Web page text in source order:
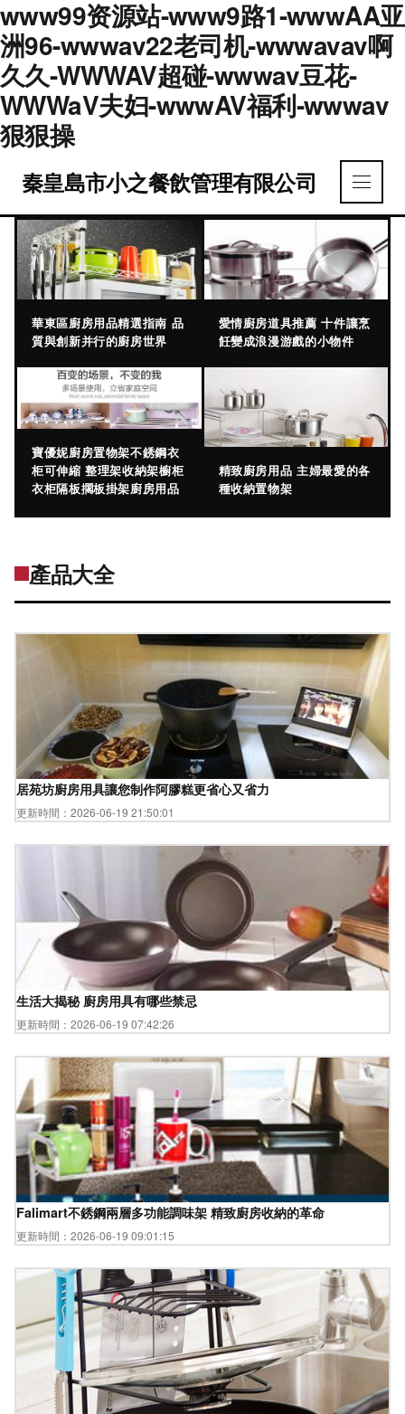
www99资源站-www9路1-wwwAA亚
洲96-wwwav22老司机-wwwavav啊
久久-WWWAV超碰-wwwav豆花-
WWWaV夫妇-wwwAV福利-wwwav
狠狠操
秦皇島市小之餐飲管理有限公司
華東區廚房用品精選指南 品
質與創新并行的廚房世界
愛情廚房道具推薦 十件讓烹
飪變成浪漫游戲的小物件
寶優妮廚房置物架不銹鋼衣
柜可伸縮 整理架收納架櫥柜
衣柜隔板擱板掛架廚房用品
精致廚房用品 主婦最愛的各
種收納置物架
產品大全
居苑坊廚房用具讓您制作阿膠糕更省心又省力
更新時間：2026-06-19 21:50:01
生活大揭秘 廚房用具有哪些禁忌
更新時間：2026-06-19 07:42:26
Falimart不銹鋼兩層多功能調味架 精致廚房收納的革命
更新時間：2026-06-19 09:01:15